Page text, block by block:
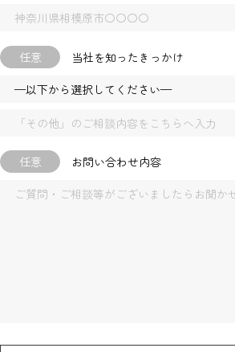
任意 当社を知ったきっかけ
任意 お問い合わせ内容